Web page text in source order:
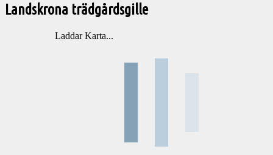
Landskrona trädgårdsgille
Laddar Karta...